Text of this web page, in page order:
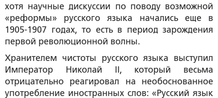
хотя научные дискуссии по поводу возможной
«реформы» русского языка начались еще в
1905-1907 годах, то есть в период зарождения
первой революционной волны.
Хранителем чистоты русского языка выступил
Император Николай II, который весьма
отрицательно реагировал на необоснованное
употребление иностранных слов: «Русский язык